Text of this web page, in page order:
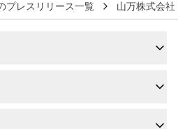
プレスリリース一覧 山万株式会